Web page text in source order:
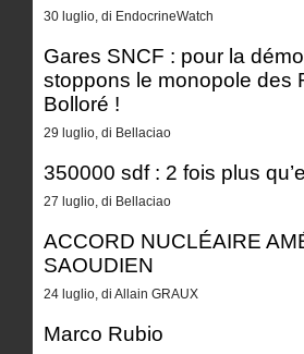
30 luglio, di EndocrineWatch
Gares SNCF : pour la
stoppons le monopole des
Bolloré !
29 luglio, di Bellaciao
350000 sdf : 2 fois plus
27 luglio, di Bellaciao
ACCORD NUCLÉAIRE
SAOUDIEN
24 luglio, di Allain GRAUX
Marco Rubio